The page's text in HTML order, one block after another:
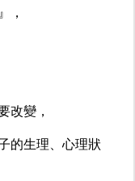
，
改變，
的生理、心理狀